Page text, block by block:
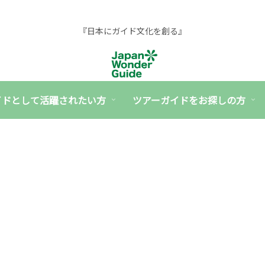
『日本にガイド文化を創る』
として活躍されたい方 ツアーガイドをお探しの方